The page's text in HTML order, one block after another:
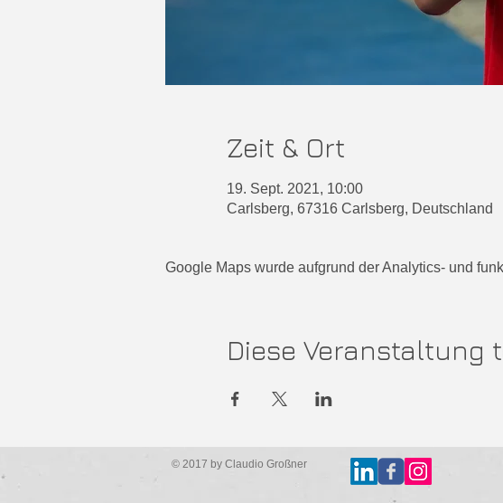
Zeit & Ort
19. Sept. 2021, 10:00
Carlsberg, 67316 Carlsberg, Deutschland
Google Maps wurde aufgrund der Analytics- und
Diese Veranstaltung
© 2017 by Claudio Großner